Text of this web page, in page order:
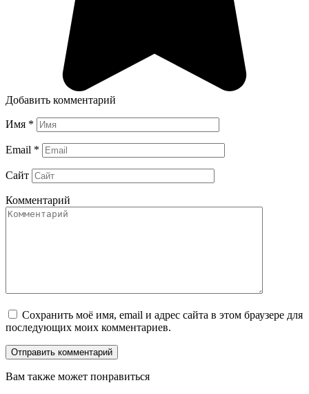
Добавить комментарий
Имя *
Email *
Сайт
Комментарий
Сохранить моё имя, email и адрес сайта в этом браузере для
последующих моих комментариев.
Вам также может понравиться